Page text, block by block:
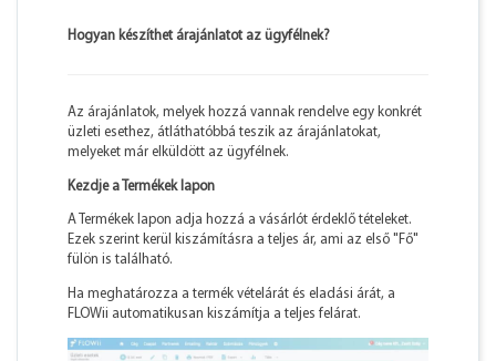
Hogyan készíthet árajánlatot az ügyfélnek?
Az árajánlatok, melyek hozzá vannak rendelve egy konkrét
üzleti esethez, átláthatóbbá teszik az árajánlatokat,
melyeket már elküldött az ügyfélnek.
Kezdje a Termékek lapon
A Termékek lapon adja hozzá a vásárlót érdeklő tételeket.
Ezek szerint kerül kiszámításra a teljes ár, ami az első "Fő"
fülön is található.
Ha meghatározza a termék vételárát és eladási árát, a
FLOWii automatikusan kiszámítja a teljes felárat.